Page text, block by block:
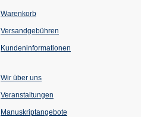
Warenkorb
Versandgebühren
Kundeninformationen
Wir über uns
Veranstaltungen
einem
Manuskriptangebote